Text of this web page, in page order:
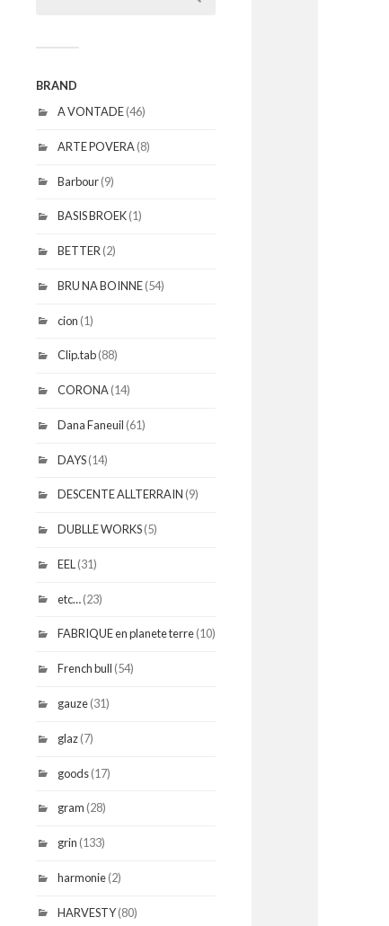
BRAND
A VONTADE(46)
ARTE POVERA (8)
Barbour(9)
BASIS BROEK(1)
BETTER (2)
BRU NA BOINNE(54)
cion (1)
Clip.tab(88)
CORONA (14)
Dana Faneuil (61)
DAYS(14)
DESCENTE ALLTERRAIN (9)
DUBLLE WORKS(5)
EEL (31)
etc…(23)
FABRIQUE en planete terre(10)
French bull (54)
gauze(31)
glaz(7)
goods(17)
gram (28)
grin (133)
harmonie(2)
HARVESTY(80)